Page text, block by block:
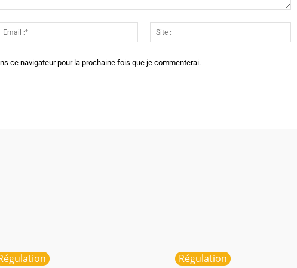
Email
:*
:
ce navigateur pour la prochaine fois que je commenterai.
Régulation